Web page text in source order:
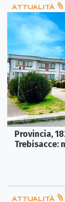
ATTUALITÀ
Provincia,
Trebisacce:
ATTUALITÀ